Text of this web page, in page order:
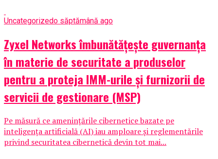
Uncategorizedo săptămână ago
Zyxel Networks îmbunătățește guvernanța
în materie de securitate a produselor
pentru a proteja IMM-urile și furnizorii de
servicii de gestionare (MSP)
Pe măsură ce amenințările cibernetice bazate pe
inteligența artificială (AI) iau amploare și reglementările
privind securitatea cibernetică devin tot mai...